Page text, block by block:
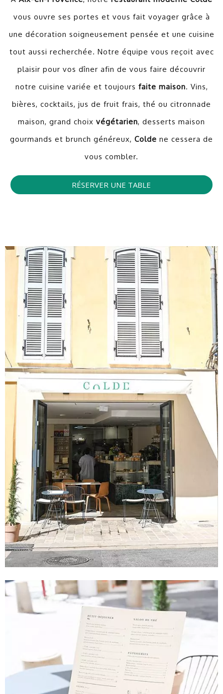
vous ouvre ses portes et vous fait voyager grâce à
une décoration soigneusement pensée et une cuisine
tout aussi recherchée. Notre équipe vous reçoit avec
plaisir pour vos dîner afin de vous faire découvrir
notre cuisine variée et toujours faite maison. Vins,
bières, cocktails, jus de fruit frais, thé ou citronnade
maison, grand choix végétarien, desserts maison
gourmands et brunch généreux, Colde ne cessera de
vous combler.
RÉSERVER UNE TABLE